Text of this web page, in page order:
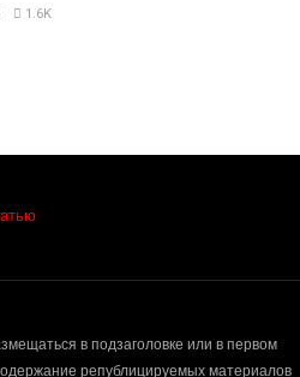
1.6K
в подзаголовке или в первом
републицируемых материалов